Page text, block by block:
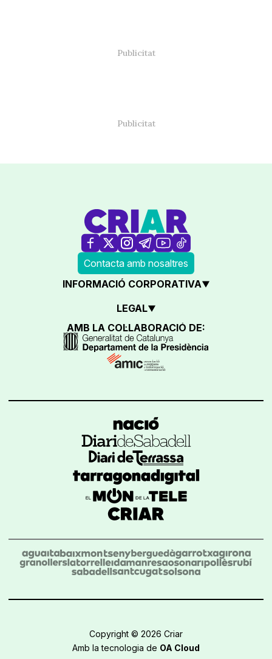
Contacta amb nosaltres
INFORMACIÓ CORPORATIVA
LEGAL
AMB LA COL·LABORACIÓ DE:
Copyright © 2026 Criar
Amb la tecnologia de OA Cloud